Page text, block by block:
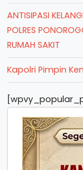
ANTISIPASI
POLRES
RUMAH SAKIT
Kapolri Pimpin